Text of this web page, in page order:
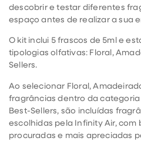
descobrir e testar diferentes
espaço antes de realizar a sua
O kit inclui 5 frascos de 5ml e
tipologias olfativas: Floral,
Sellers.
Ao selecionar Floral,
fragrâncias dentro da
Best-Sellers, são incluídas
escolhidas pela Infinity Air,
procuradas e mais apreciadas